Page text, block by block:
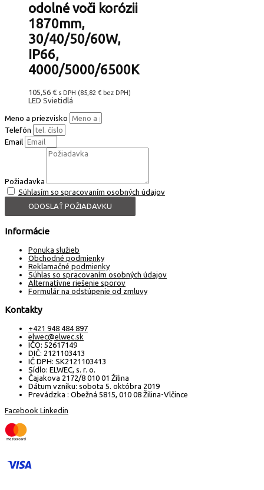
odolné voči korózii
1870mm,
30/40/50/60W,
IP66,
4000/5000/6500K
105,56 € s DPH (85,82 € bez DPH)
LED Svietidlá
Meno a priezvisko
Telefón
Email
Požiadavka
Súhlasím so spracovaním osobných údajov
ODOSLAŤ POŽIADAVKU
Informácie
Ponuka služieb
Obchodné podmienky
Reklamačné podmienky
Súhlas so spracovaním osobných údajov
Alternatívne riešenie sporov
Formulár na odstúpenie od zmluvy
Kontakty
+421 948 484 897
elwec@elwec.sk
IČO: 52617149
DIČ: 2121103413
IČ DPH: SK2121103413
Sídlo: ELWEC, s. r. o.
Čajakova 2172/8 010 01 Žilina
Dátum vzniku: sobota 5. októbra 2019
Prevádzka : Obežná 5815, 010 08 Žilina-Vlčince
Facebook Linkedin